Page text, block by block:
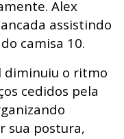
Alex
assistindo
camisa 10.
diminuiu o ritmo
cedidos pela
sua postura,